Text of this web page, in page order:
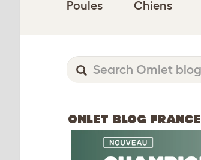
Poules Chiens
OMLET BLOG FRANCE